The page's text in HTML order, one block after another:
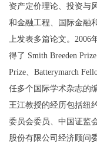
资产定价理论、投资与
和金融工程、国际金融
上发表多篇论文。2006
得了 Smith Breeden
Prize、Batterymarch
任多个国际学术杂志的
王江教授的经历包括纽
委员会委员、中国证监
股份有限公司经济顾问